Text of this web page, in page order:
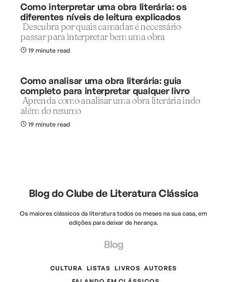
Como interpretar uma obra literária: os
diferentes níveis de leitura explicados
Descubra por quais camadas é necessário
passar para interpretar bem uma obra
19 minute read
Como analisar uma obra literária: guia
completo para interpretar qualquer livro
Aprenda como analisar uma obra literária indo
além do resumo
19 minute read
Blog do Clube de Literatura Clássica
Os maiores clássicos da literatura todos os meses na sua casa, em
edições para deixar de herança.
Blog
CULTURA LISTAS LIVROS AUTORES